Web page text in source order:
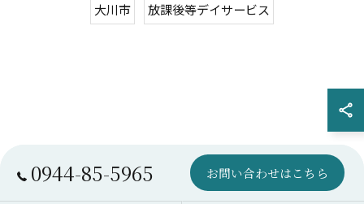
大川市 放課後等デイサービス
0944-85-5965 お問い合わせはこちら